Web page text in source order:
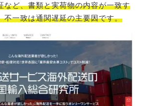
など、書類と実荷物の内容が一致す
不一致は通関遅延の主要因です。